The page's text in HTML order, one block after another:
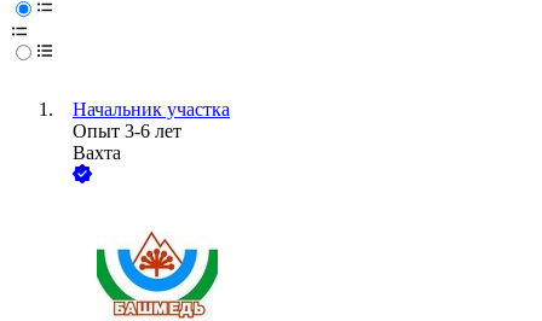
Начальник участка
Опыт 3-6 лет
Вахта